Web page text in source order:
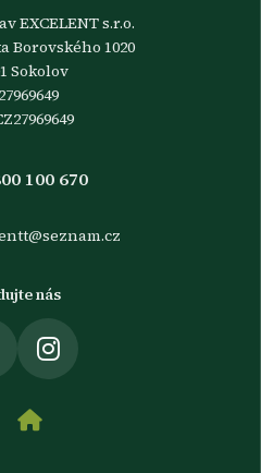
EXCELENT s.r.o.
Borovského 1020
Sokolov
100 670
nás